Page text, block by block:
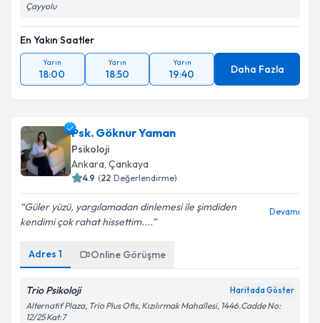
Çayyolu
En Yakın Saatler
Yarın
18:00
Yarın
18:50
Yarın
19:40 Daha Fazla
Psk. Göknur Yaman
Psikoloji
Ankara, Çankaya
4.9 (22 Değerlendirme)
Güler yüzü, yargılamadan dinlemesi ile şimdiden
kendimi çok rahat hissettim....
Devamı
Adres 1 Online Görüşme
Trio Psikoloji Haritada Göster
Alternatif Plaza, Trio Plus Ofis, Kızılırmak Mahallesi, 1446.Cadde No:
12/25 Kat:7